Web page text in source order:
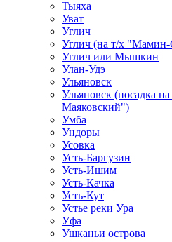
Тыяха
Уват
Углич
Углич (на т/х
Углич или Мышкин
Улан-Удэ
Ульяновск
Ульяновск (посадка
Маяковский")
Умба
Ундоры
Усовка
Усть-Баргузин
Усть-Ишим
Усть-Качка
Усть-Кут
Устье реки Ура
Уфа
Ушканьи острова